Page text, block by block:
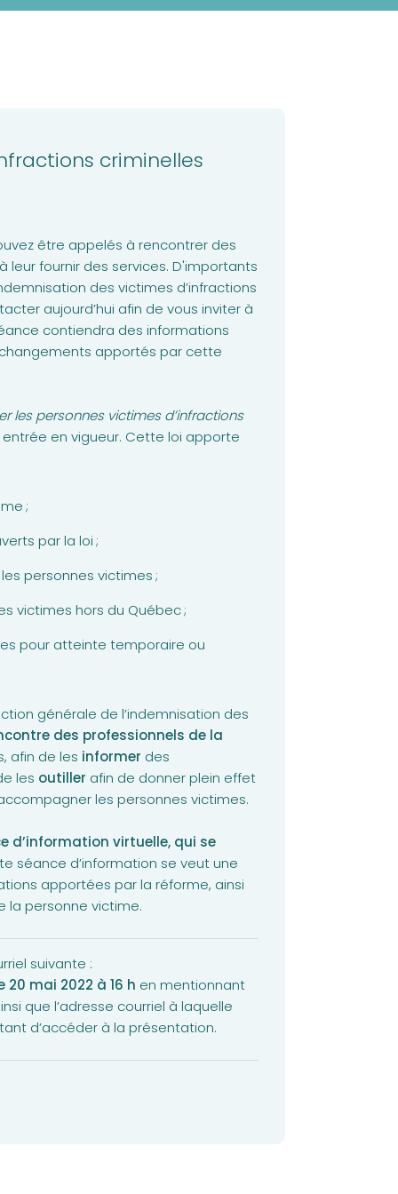
criminelles
être appelés à rencontrer des
fournir des services. D'importants
des victimes d’infractions
aujourd’hui afin de vous inviter à
contiendra des informations
apportés par cette
les personnes victimes d’infractions
en vigueur. Cette loi apporte
;
par la loi ;
personnes victimes ;
victimes hors du Québec ;
pour atteinte temporaire ou
générale de l’indemnisation des
des professionnels de la
afin de les informer des
les outiller afin de donner plein effet
les personnes victimes.
d’information virtuelle, qui se
séance d’information se veut une
apportées par la réforme, ainsi
la personne victime.
suivante :
mai 2022 à 16 h en mentionnant
que l’adresse courriel à laquelle
d’accéder à la présentation.